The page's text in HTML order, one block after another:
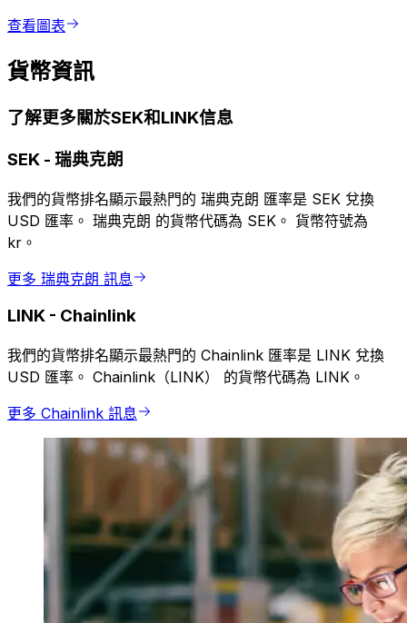
查看圖表
貨幣資訊
了解更多關於SEK和LINK信息
SEK - 瑞典克朗
我們的貨幣排名顯示最熱門的 瑞典克朗 匯率是 SEK 兌換
USD 匯率。 瑞典克朗 的貨幣代碼為 SEK。 貨幣符號為
kr。
更多 瑞典克朗 訊息
LINK - Chainlink
我們的貨幣排名顯示最熱門的 Chainlink 匯率是 LINK 兌換
USD 匯率。 Chainlink（LINK） 的貨幣代碼為 LINK。
更多 Chainlink 訊息